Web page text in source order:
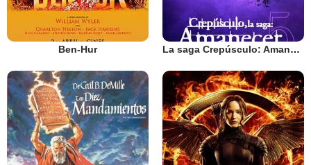
Ben-Hur La saga Crepúsculo: Amanecer - Parte 2